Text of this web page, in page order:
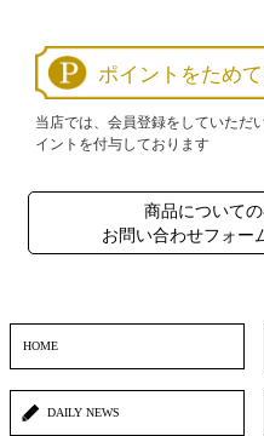
ポイントをため
当店では、会員登録をしていただ
イントを付与しております
商品について
お問い合わせフォー
HOME
DAILY NEWS